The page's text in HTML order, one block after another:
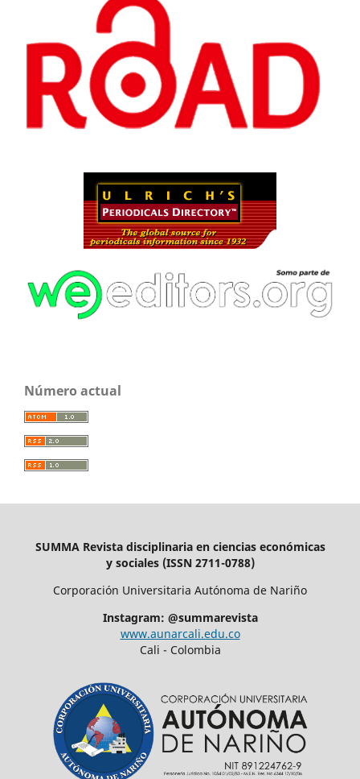
Número actual
SUMMA Revista disciplinaria en ciencias económicas
y sociales (ISSN 2711-0788)
Corporación Universitaria Autónoma de Nariño
Instagram: @summarevista
www.aunarcali.edu.co
Cali - Colombia